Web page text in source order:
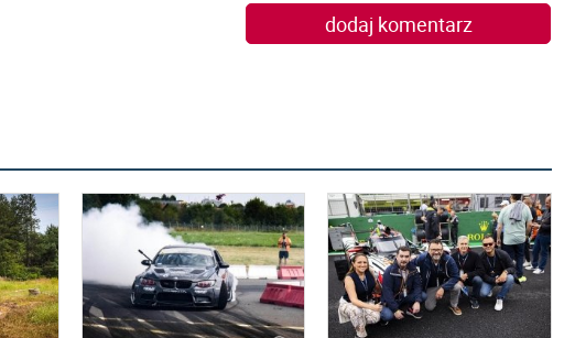
dodaj komentarz